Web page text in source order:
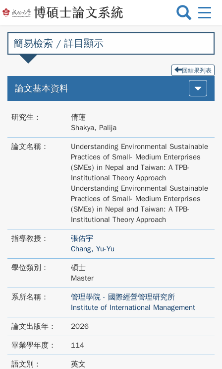
選
切
簡易檢索 / 詳目顯示
回結果列表
論文基本資料
研究生：
倩蓮
Shakya, Palija
論文名稱：
Understanding Environmental Sustainable
Practices of Small- Medium Enterprises
(SMEs) in Nepal and Taiwan: A TPB-
Institutional Theory Approach
Understanding Environmental Sustainable
Practices of Small- Medium Enterprises
(SMEs) in Nepal and Taiwan: A TPB-
Institutional Theory Approach
指導教授：
張佑宇
Chang, Yu-Yu
學位類別：
碩士
Master
系所名稱：
管理學院 - 國際經營管理研究所
Institute of International Management
論文出版年： 2026
畢業學年度： 114
語文別： 英文